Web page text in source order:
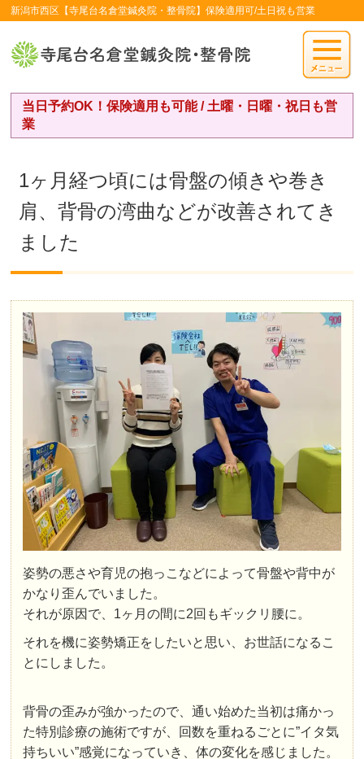
新潟市西区【寺尾台名倉堂鍼灸院・整骨院】保険適用可/土日祝も営業
当日予約OK！保険適用も可能 / 土曜・日曜・祝日も営
業
1ヶ月経つ頃には骨盤の傾きや巻き
肩、背骨の湾曲などが改善されてき
ました
姿勢の悪さや育児の抱っこなどによって骨盤や背中が
かなり歪んでいました。
それが原因で、1ヶ月の間に2回もギックリ腰に。
それを機に姿勢矯正をしたいと思い、お世話になるこ
とにしました。
背骨の歪みが強かったので、通い始めた当初は痛かっ
た特別診療の施術ですが、回数を重ねるごとに”イタ気
持ちいい”感覚になっていき、体の変化を感じました。